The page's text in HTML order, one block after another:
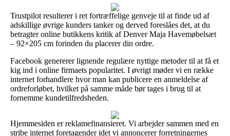
Trustpilot resulterer i ret fortræffelige genveje til at finde ud af
adskillige øvrige kunders tanker og derved foreslåes det, at du
betragter online butikkens kritik af Denver Maja Havemøbelsæt
– 92×205 cm forinden du placerer din ordre.
Facebook genererer lignende regulære nyttige metoder til at få et
kig ind i online firmaets popularitet. I øvrigt møder vi en række
internet forhandlere hvor man kan publicere en anmeldelse af
ordreforløbet, hvilket på samme måde bør tages i brug til at
fornemme kundetilfredsheden.
Hjemmesiden er reklamefinansieret. Vi arbejder sammen med en
stribe internet foretagender idet vi annoncerer forretningernes